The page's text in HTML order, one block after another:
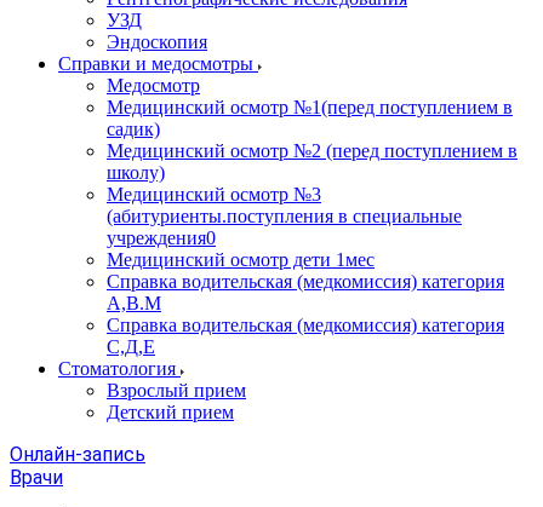
УЗД
Эндоскопия
Справки и медосмотры
Медосмотр
Медицинский осмотр №1(перед поступлением в
садик)
Медицинский осмотр №2 (перед поступлением в
школу)
Медицинский осмотр №3
(абитуриенты.поступления в специальные
учреждения0
Медицинский осмотр дети 1мес
Справка водительская (медкомиссия) категория
А,В.М
Справка водительская (медкомиссия) категория
С,Д,Е
Стоматология
Взрослый прием
Детский прием
Онлайн-запись
Врачи